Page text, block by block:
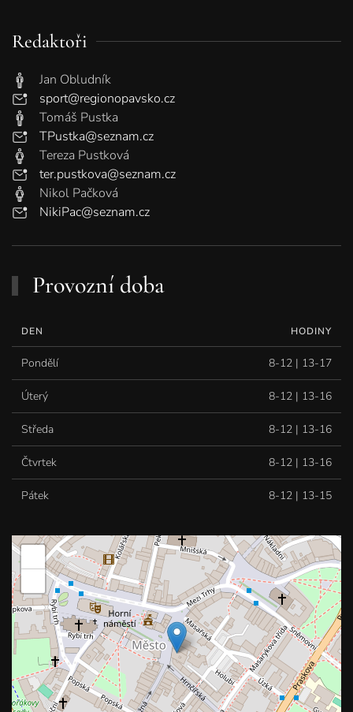
Redaktoři
Jan Obludník
sport@regionopavsko.cz
Tomáš Pustka
TPustka@seznam.cz
Tereza Pustková
ter.pustkova@seznam.cz
Nikol Pačková
NikiPac@seznam.cz
Provozní doba
DEN HODINY
Pondělí 8-12 | 13-17
Úterý 8-12 | 13-16
Středa 8-12 | 13-16
Čtvrtek 8-12 | 13-16
Pátek 8-12 | 13-15